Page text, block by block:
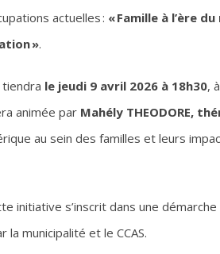
actuelles : « Famille à l’ère
».
le jeudi 9 avril 2026 à 18h30,
animée par Mahély THEODORE,
au sein des familles et leurs
initiative s’inscrit dans une démarche
la municipalité et le CCAS.